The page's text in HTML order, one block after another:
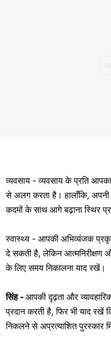
व्यवसाय - व्यवसाय के प्रति
से अलग करता है। हालाँकि, अपनी
कदमों के साथ आगे बढ़ाना स्थिर
स्वास्थ्य - आपकी अभिव्यंजक
दे सकती है, लेकिन आत्मनिरीक्षण
के लिए समय निकालना याद रखें।
सिंह -आपकी दृढ़ता और
प्रदान करती है, फिर भी याद रखें
निकलने से अप्रत्याशित पुरस्कार